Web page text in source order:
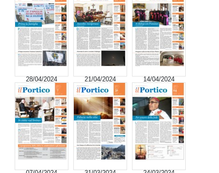
28/04/2024 21/04/2024 14/04/2024